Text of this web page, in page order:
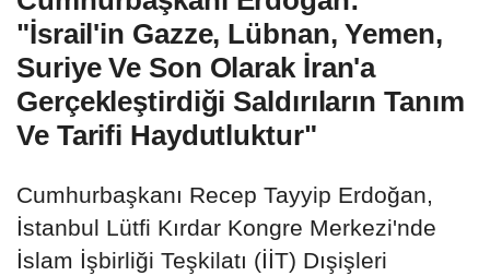
"İsrail'in Gazze, Lübnan, Yemen,
Suriye Ve Son Olarak İran'a
Gerçekleştirdiği Saldırıların Tanım
Ve Tarifi Haydutluktur"
Cumhurbaşkanı Recep Tayyip Erdoğan,
İstanbul Lütfi Kırdar Kongre Merkezi'nde
İslam İşbirliği Teşkilatı (İİT) Dışişleri